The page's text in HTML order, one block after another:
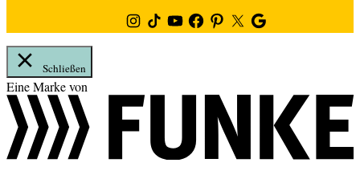
Instagram
TikTokYoutubeFacebook
PinterestTwitterGoogle
News
Schließen
Zum
Inhalt
springen
Eine Marke von